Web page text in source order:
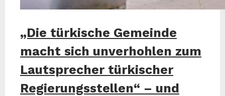
„Die türkische Gemeinde
macht sich unverhohlen zum
Lautsprecher türkischer
Regierungsstellen“ – und